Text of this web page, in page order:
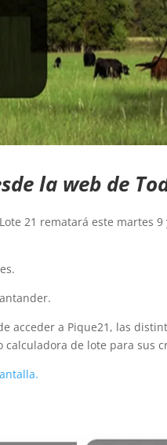
la web de
21 rematará este martes
acceder a Pique21, las
de lote para sus